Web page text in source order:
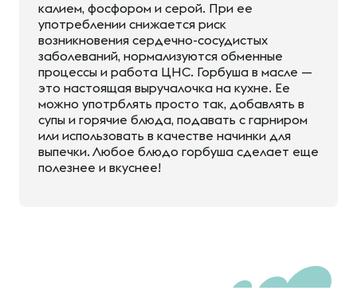
калием, фосфором и серой. При ее
употреблении снижается риск
возникновения сердечно-сосудистых
заболеваний, нормализуются обменные
процессы и работа ЦНС. Горбуша в масле —
это настоящая выручалочка на кухне. Ее
можно употрблять просто так, добавлять в
супы и горячие блюда, подавать с гарниром
или использовать в качестве начинки для
выпечки. Любое блюдо горбуша сделает еще
полезнее и вкуснее!